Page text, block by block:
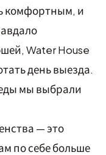
комфортным, и
Water House
день выезда.
мы выбрали
— это
по себе больше